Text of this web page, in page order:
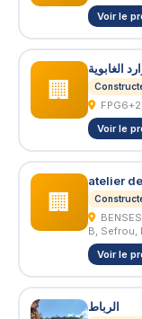
Voir le
🏢
الغابوية
Voir le
🏢
atelier
B, Sefrou,
Voir le
الرباط